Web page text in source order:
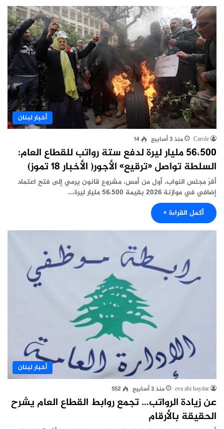
أخبار لبنان
Carole منذ 3 أسابيع 14
56،500 مليار ليرة لدفع ستة رواتب للقطاع العام:
السلطة تواصل «ترقيع» الأجور( الأخبار 18 تموز)
أقرّ مجلس النواب، أول من أمس، مشروع قانون يرمي إلى فتح اعتماد
إضافي في موازنة 2026 بقيمة 56،500 مليار ليرة،…
أكمل القراءة »
أخبار لبنان
eva abi haydar منذ 3 أسابيع 552
عن زيادة الرواتب… تجمع روابط القطاع العام يشرح
الحقيقة بالأرقام